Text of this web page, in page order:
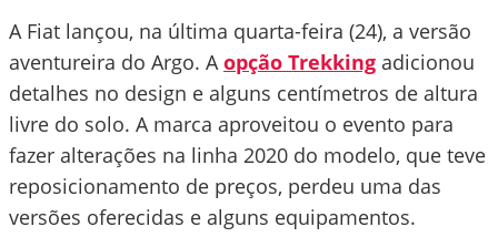
A Fiat lançou, na última quarta-feira (24), a versão
aventureira do Argo. Aopção Trekking adicionou
detalhes no design e alguns centímetros de altura
livre do solo. A marca aproveitou o evento para
fazer alterações na linha 2020 do modelo, que teve
reposicionamento de preços, perdeu uma das
versões oferecidas e alguns equipamentos.